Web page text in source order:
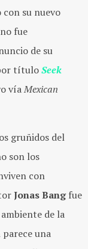
su nuevo
fue
de su
títuloSeek
víaMexican
gruñidos del
son los
con
Jonas Bangfue
de la
parece una